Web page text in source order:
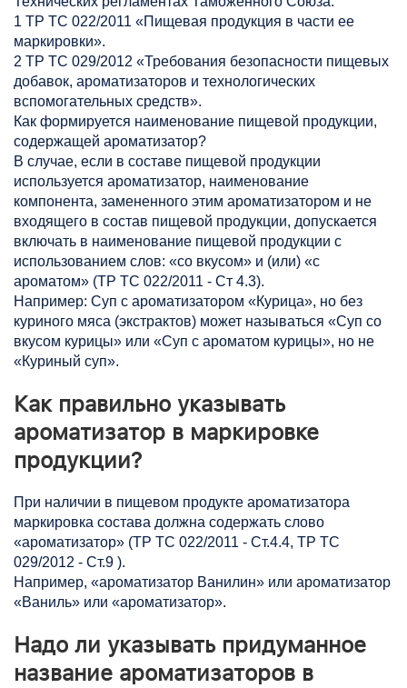
1 ТР ТС 022/2011 «Пищевая продукция в части ее
маркировки».
2 ТР ТС 029/2012 «Требования безопасности пищевых
добавок, ароматизаторов и технологических
вспомогательных средств».
Как формируется наименование пищевой продукции,
содержащей ароматизатор?
В случае, если в составе пищевой продукции
используется ароматизатор, наименование
компонента, замененного этим ароматизатором и не
входящего в состав пищевой продукции, допускается
включать в наименование пищевой продукции с
использованием слов: «со вкусом» и (или) «с
ароматом» (ТР ТС 022/2011 - Ст 4.3).
Например: Суп с ароматизатором «Курица», но без
куриного мяса (экстрактов) может называться «Суп со
вкусом курицы» или «Суп с ароматом курицы», но не
«Куриный суп».
Как правильно указывать
ароматизатор в маркировке
продукции?
При наличии в пищевом продукте ароматизатора
маркировка состава должна содержать слово
«ароматизатор» (ТР ТС 022/2011 - Ст.4.4, ТР ТС
029/2012 - Ст.9 ).
Например, «ароматизатор Ванилин» или ароматизатор
«Ваниль» или «ароматизатор».
Надо ли указывать придуманное
название ароматизаторов в